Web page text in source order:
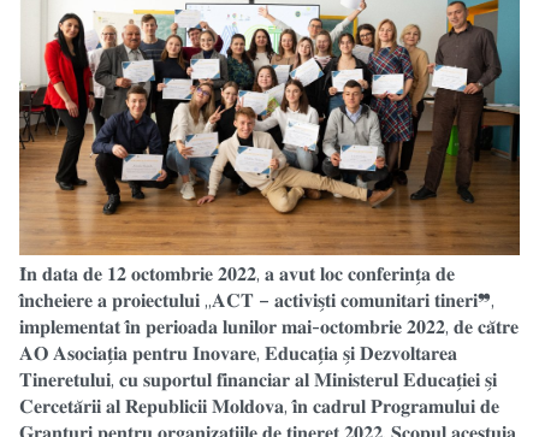
𝐈̂𝐧 𝐝𝐚𝐭𝐚 𝐝𝐞 𝟏𝟐 𝐨𝐜𝐭𝐨𝐦𝐛𝐫𝐢𝐞 𝟐𝟎𝟐𝟐, 𝐚 𝐚𝐯𝐮𝐭 𝐥𝐨𝐜 𝐜𝐨𝐧𝐟𝐞𝐫𝐢𝐧𝐭̗𝐚 𝐝𝐞
𝐢̂𝐧𝐜𝐡𝐞𝐢𝐞𝐫𝐞 𝐚 𝐩𝐫𝐨𝐢𝐞𝐜𝐭𝐮𝐥𝐮𝐢 „𝐀𝐂𝐓 – 𝐚𝐜𝐭𝐢𝐯𝐢𝐬̗𝐭𝐢 𝐜𝐨𝐦𝐮𝐧𝐢𝐭𝐚𝐫𝐢 𝐭𝐢𝐧𝐞𝐫𝐢❞,
𝐢𝐦𝐩𝐥𝐞𝐦𝐞𝐧𝐭𝐚𝐭 𝐢̂𝐧 𝐩𝐞𝐫𝐢𝐨𝐚𝐝𝐚 𝐥𝐮𝐧𝐢𝐥𝐨𝐫 𝐦𝐚𝐢-𝐨𝐜𝐭𝐨𝐦𝐛𝐫𝐢𝐞 𝟐𝟎𝟐𝟐, 𝐝𝐞 𝐜𝐚̆𝐭𝐫𝐞
𝐀𝐎 𝐀𝐬𝐨𝐜𝐢𝐚𝐭̗𝐢𝐚 𝐩𝐞𝐧𝐭𝐫𝐮 𝐈𝐧𝐨𝐯𝐚𝐫𝐞, 𝐄𝐝𝐮𝐜𝐚𝐭̗𝐢𝐚 𝐬̗𝐢 𝐃𝐞𝐳𝐯𝐨𝐥𝐭𝐚𝐫𝐞𝐚
𝐓𝐢𝐧𝐞𝐫𝐞𝐭𝐮𝐥𝐮𝐢, 𝐜𝐮 𝐬𝐮𝐩𝐨𝐫𝐭𝐮𝐥 𝐟𝐢𝐧𝐚𝐧𝐜𝐢𝐚𝐫 𝐚𝐥 𝐌𝐢𝐧𝐢𝐬𝐭𝐞𝐫𝐮𝐥 𝐄𝐝𝐮𝐜𝐚𝐭̗𝐢𝐞𝐢 𝐬̗𝐢
𝐂𝐞𝐫𝐜𝐞𝐭𝐚̆𝐫𝐢𝐢 𝐚𝐥 𝐑𝐞𝐩𝐮𝐛𝐥𝐢𝐜𝐢𝐢 𝐌𝐨𝐥𝐝𝐨𝐯𝐚, 𝐢̂𝐧 𝐜𝐚𝐝𝐫𝐮𝐥 𝐏𝐫𝐨𝐠𝐫𝐚𝐦𝐮𝐥𝐮𝐢 𝐝𝐞